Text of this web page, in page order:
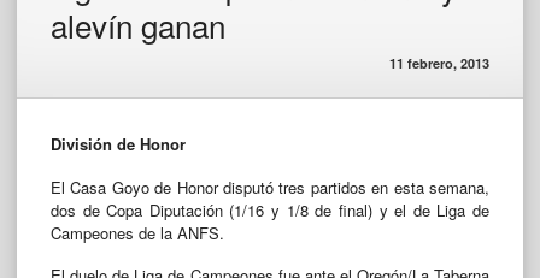
alevín ganan
11 febrero, 2013
División de Honor
El Casa Goyo de Honor disputó tres partidos en esta semana,
dos de Copa Diputación (1/16 y 1/8 de final) y el de Liga de
Campeones de la ANFS.